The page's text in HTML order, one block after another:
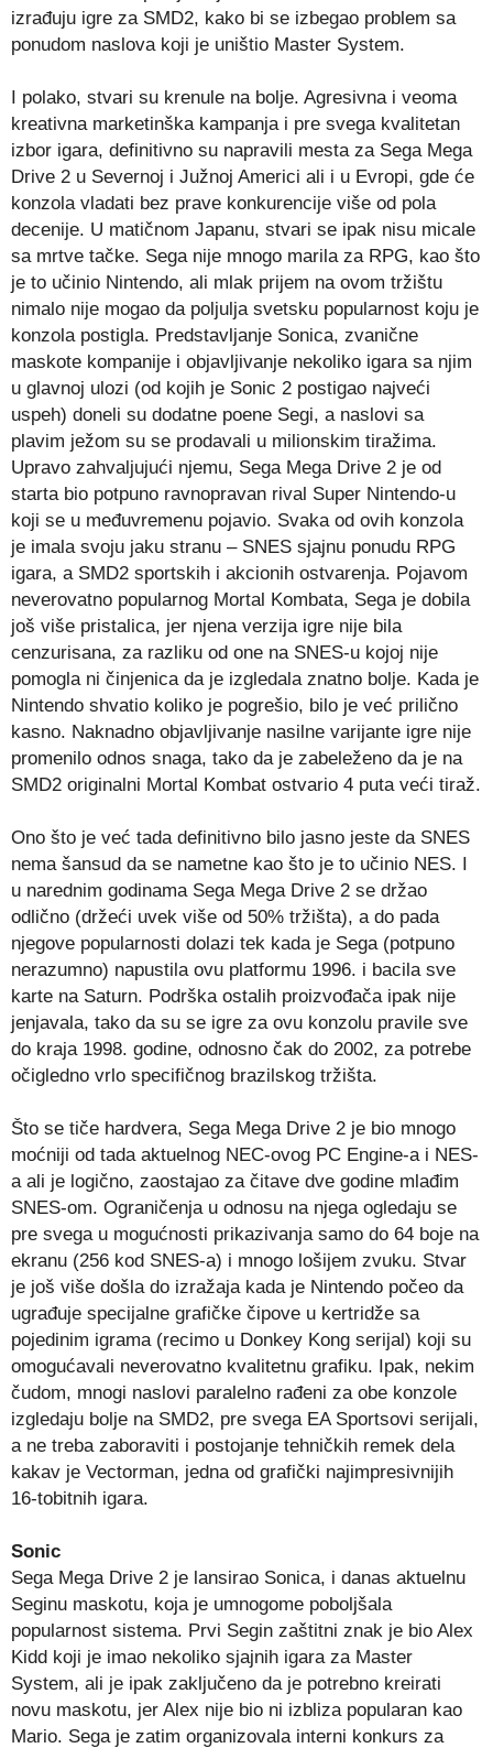
izrađuju igre za SMD2, kako bi se izbegao problem sa
ponudom naslova koji je uništio Master System.
I polako, stvari su krenule na bolje. Agresivna i veoma
kreativna marketinška kampanja i pre svega kvalitetan
izbor igara, definitivno su napravili mesta za Sega Mega
Drive 2 u Severnoj i Južnoj Americi ali i u Evropi, gde će
konzola vladati bez prave konkurencije više od pola
decenije. U matičnom Japanu, stvari se ipak nisu micale
sa mrtve tačke. Sega nije mnogo marila za RPG, kao što
je to učinio Nintendo, ali mlak prijem na ovom tržištu
nimalo nije mogao da poljulja svetsku popularnost koju je
konzola postigla. Predstavljanje Sonica, zvanične
maskote kompanije i objavljivanje nekoliko igara sa njim
u glavnoj ulozi (od kojih je Sonic 2 postigao najveći
uspeh) doneli su dodatne poene Segi, a naslovi sa
plavim ježom su se prodavali u milionskim tiražima.
Upravo zahvaljujući njemu, Sega Mega Drive 2 je od
starta bio potpuno ravnopravan rival Super Nintendo-u
koji se u međuvremenu pojavio. Svaka od ovih konzola
je imala svoju jaku stranu – SNES sjajnu ponudu RPG
igara, a SMD2 sportskih i akcionih ostvarenja. Pojavom
neverovatno popularnog Mortal Kombata, Sega je dobila
još više pristalica, jer njena verzija igre nije bila
cenzurisana, za razliku od one na SNES-u kojoj nije
pomogla ni činjenica da je izgledala znatno bolje. Kada je
Nintendo shvatio koliko je pogrešio, bilo je već prilično
kasno. Naknadno objavljivanje nasilne varijante igre nije
promenilo odnos snaga, tako da je zabeleženo da je na
SMD2 originalni Mortal Kombat ostvario 4 puta veći tiraž.
Ono što je već tada definitivno bilo jasno jeste da SNES
nema šansud da se nametne kao što je to učinio NES. I
u narednim godinama Sega Mega Drive 2 se držao
odlično (držeći uvek više od 50% tržišta), a do pada
njegove popularnosti dolazi tek kada je Sega (potpuno
nerazumno) napustila ovu platformu 1996. i bacila sve
karte na Saturn. Podrška ostalih proizvođača ipak nije
jenjavala, tako da su se igre za ovu konzolu pravile sve
do kraja 1998. godine, odnosno čak do 2002, za potrebe
očigledno vrlo specifičnog brazilskog tržišta.
Što se tiče hardvera, Sega Mega Drive 2 je bio mnogo
moćniji od tada aktuelnog NEC-ovog PC Engine-a i NES-
a ali je logično, zaostajao za čitave dve godine mlađim
SNES-om. Ograničenja u odnosu na njega ogledaju se
pre svega u mogućnosti prikazivanja samo do 64 boje na
ekranu (256 kod SNES-a) i mnogo lošijem zvuku. Stvar
je još više došla do izražaja kada je Nintendo počeo da
ugrađuje specijalne grafičke čipove u kertridže sa
pojedinim igrama (recimo u Donkey Kong serijal) koji su
omogućavali neverovatno kvalitetnu grafiku. Ipak, nekim
čudom, mnogi naslovi paralelno rađeni za obe konzole
izgledaju bolje na SMD2, pre svega EA Sportsovi serijali,
a ne treba zaboraviti i postojanje tehničkih remek dela
kakav je Vectorman, jedna od grafički najimpresivnijih
16-tobitnih igara.
Sonic
Sega Mega Drive 2 je lansirao Sonica, i danas aktuelnu
Seginu maskotu, koja je umnogome poboljšala
popularnost sistema. Prvi Segin zaštitni znak je bio Alex
Kidd koji je imao nekoliko sjajnih igara za Master
System, ali je ipak zaključeno da je potrebno kreirati
novu maskotu, jer Alex nije bio ni izbliza popularan kao
Mario. Sega je zatim organizovala interni konkurs za